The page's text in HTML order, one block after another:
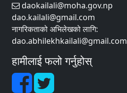
daokailali@moha.gov.np
dao.kailali@gmail.com
नागरिकताको अभिलेखको लागि:
dao.abhilekhkailali@gmail.com
हामीलाई फलो गर्नुहोस्